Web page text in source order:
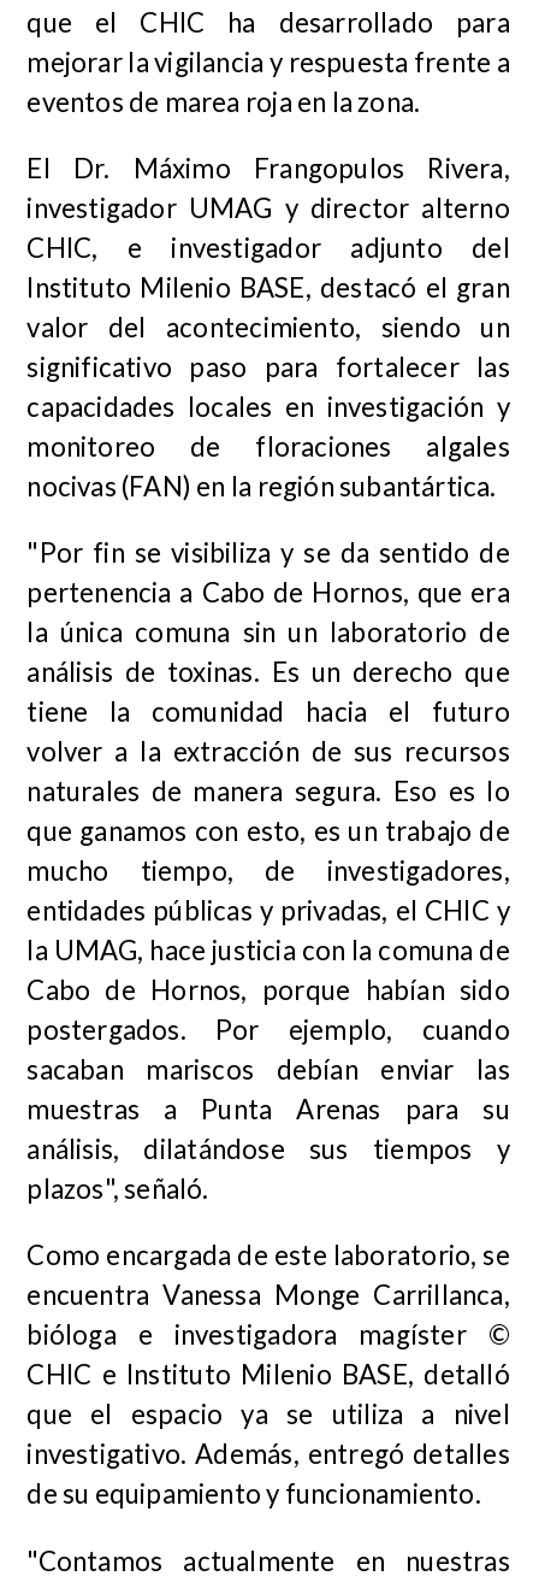
que el CHIC ha desarrollado para
mejorar la vigilancia y respuesta frente a
eventos de marea roja en la zona.
El Dr. Máximo Frangopulos Rivera,
investigador UMAG y director alterno
CHIC, e investigador adjunto del
Instituto Milenio BASE, destacó el gran
valor del acontecimiento, siendo un
significativo paso para fortalecer las
capacidades locales en investigación y
monitoreo de floraciones algales
nocivas (FAN) en la región subantártica.
"Por fin se visibiliza y se da sentido de
pertenencia a Cabo de Hornos, que era
la única comuna sin un laboratorio de
análisis de toxinas. Es un derecho que
tiene la comunidad hacia el futuro
volver a la extracción de sus recursos
naturales de manera segura. Eso es lo
que ganamos con esto, es un trabajo de
mucho tiempo, de investigadores,
entidades públicas y privadas, el CHIC y
la UMAG, hace justicia con la comuna de
Cabo de Hornos, porque habían sido
postergados. Por ejemplo, cuando
sacaban mariscos debían enviar las
muestras a Punta Arenas para su
análisis, dilatándose sus tiempos y
plazos", señaló.
Como encargada de este laboratorio, se
encuentra Vanessa Monge Carrillanca,
bióloga e investigadora magíster ©
CHIC e Instituto Milenio BASE, detalló
que el espacio ya se utiliza a nivel
investigativo. Además, entregó detalles
de su equipamiento y funcionamiento.
"Contamos actualmente en nuestras